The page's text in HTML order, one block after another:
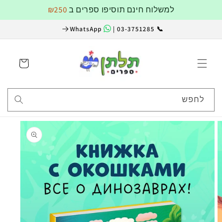
למשלוח חינם תוסיפו ספרים ב₪250
📞 03-3751285 |
עגלה
לחפש
למידע
על
מוצרים